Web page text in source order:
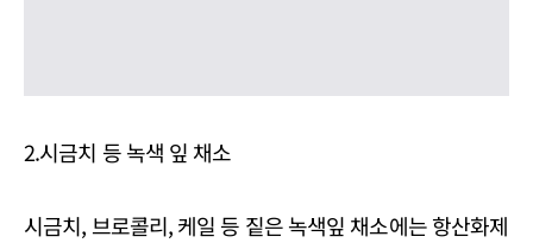
2.시금치 등 녹색 잎 채소
시금치, 브로콜리, 케일 등 짙은 녹색잎 채소에는 항산화제